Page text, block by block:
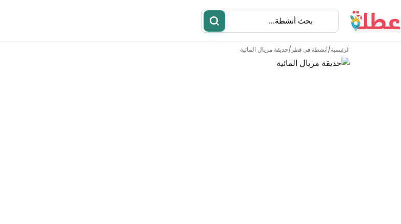
الرئيسية/أنشطة فيقطر /حديقة مريال المائية